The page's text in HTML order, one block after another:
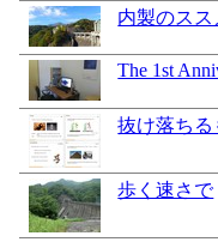
内製のスス
The 1st
抜け落ちる
歩く速さで